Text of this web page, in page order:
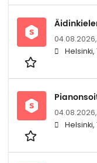
04.08.2026,
04.08.2026,